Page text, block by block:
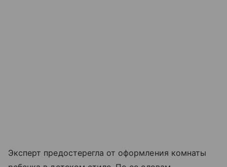
Эксперт предостерегла от оформления комнаты